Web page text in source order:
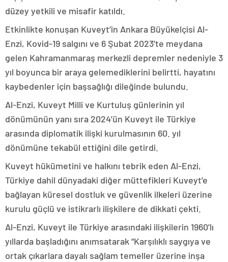
düzey yetkili ve misafir katıldı.
Etkinlikte konuşan Kuveyt’in Ankara Büyükelçisi Al-
Enzi, Kovid-19 salgını ve 6 Şubat 2023’te meydana
gelen Kahramanmaraş merkezli depremler nedeniyle 3
yıl boyunca bir araya gelemediklerini belirtti, hayatını
kaybedenler için başsağlığı dileğinde bulundu.
Al-Enzi, Kuveyt Milli ve Kurtuluş günlerinin yıl
dönümünün yanı sıra 2024’ün Kuveyt ile Türkiye
arasında diplomatik ilişki kurulmasının 60. yıl
dönümüne tekabül ettiğini dile getirdi.
Kuveyt hükümetini ve halkını tebrik eden Al-Enzi,
Türkiye dahil dünyadaki diğer müttefikleri Kuveyt’e
bağlayan küresel dostluk ve güvenlik ilkeleri üzerine
kurulu güçlü ve istikrarlı ilişkilere de dikkati çekti.
Al-Enzi, Kuveyt ile Türkiye arasındaki ilişkilerin 1960’lı
yıllarda başladığını anımsatarak “Karşılıklı saygıya ve
ortak çıkarlara dayalı sağlam temeller üzerine inşa